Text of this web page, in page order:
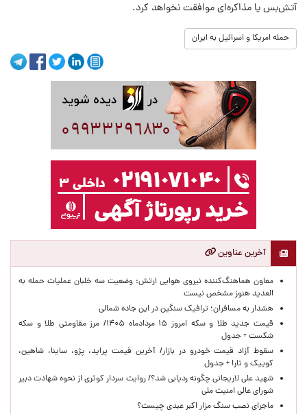
آتش‌بس یا مذاکره‌ای موافقت نخواهد کرد.
حمله امریکا و اسرائیل به ایران
آخرین عناوین
معاون هماهنگ‌کننده نیروی هوایی ارتش: وضعیت سه خلبان عملیات حمله به
العدید هنوز مشخص نیست
هشدار به مسافران؛ ترافیک سنگین در این جاده شمالی
قیمت جدید طلا و سکه امروز ۱۵ مردادماه ۱۴۰۵/ مرز مقاومتی طلا و سکه
شکست + جدول
سقوط آزاد قیمت خودرو در بازار/ آخرین قیمت پراید، پژو، ساینا، شاهین،
کوییک و تارا + جدول
شهید علی لاریجانی چگونه ردیابی شد؟/ روایت سردار کوثری از نحوه شهادت دبیر
شورای عالی امنیت ملی
ماجرای نصب سنگ مزار اکبر عبدی چیست؟